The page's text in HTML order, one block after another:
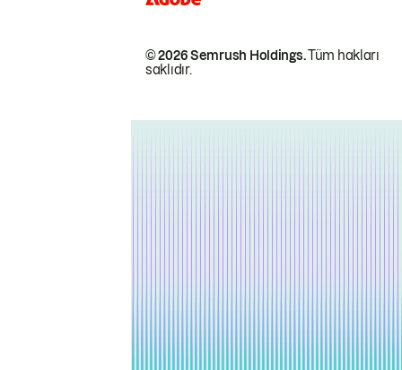
© 2026 Semrush Holdings.Tüm hakları
saklıdır.